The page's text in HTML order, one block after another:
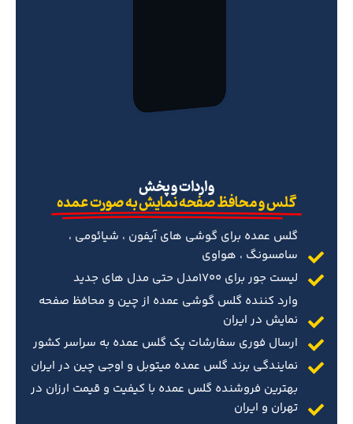
‌واردات و پخش
گلس و محافظ صفحه نمایش به صورت عمده
گلس عمده برای گوشی های آیفون ، شیائومی ،
سامسونگ ، هواوی
لیست جور برای 1700مدل حتی مدل های جدید
وارد کننده گلس گوشی عمده از چین و محافظ صفحه
نمایش در ایران
ارسال فوری سفارشات پک گلس عمده به سراسر کشور
نمایندگی برند گلس عمده میتوبل و اوجی چین در ایران
بهترین فروشنده گلس عمده با کیفیت و قیمت ارزان در
تهران و ایران